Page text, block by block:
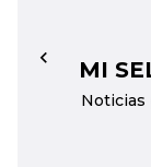
MI
Noticias
←